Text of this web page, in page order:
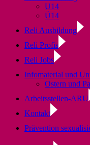
U14
Ü14
Reli Ausbildung
Reli Profis
Reli Jobs
Infomaterial und
Ostern und
Arbeitsstellen-ARU
Kontakt
Prävention